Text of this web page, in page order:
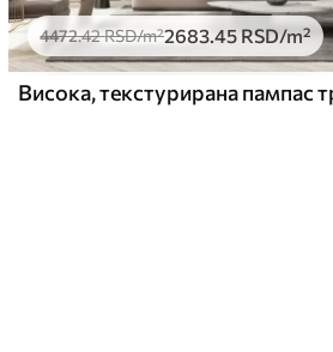
4472.42RSD/m²2683 .45 RSD/m²